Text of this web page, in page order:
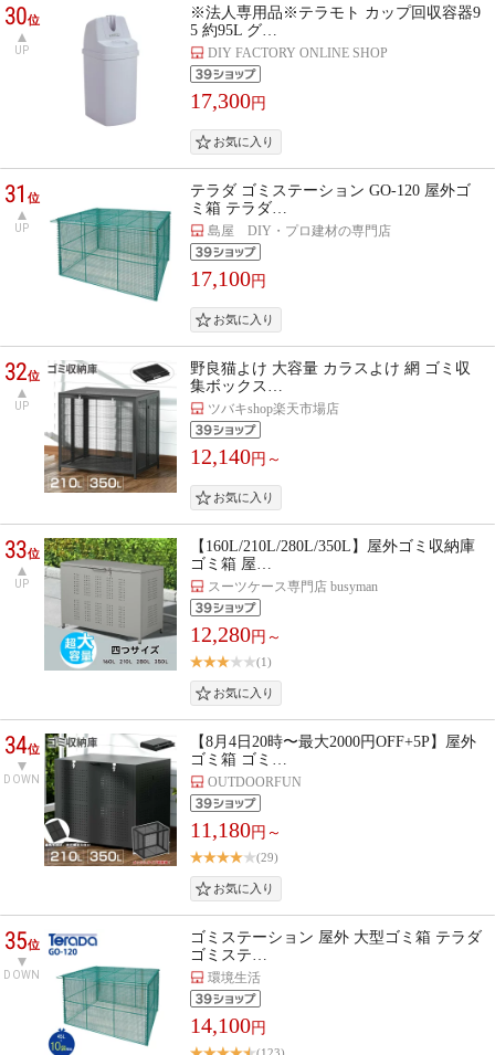
30位
UP
※法人専用品※テラモト カップ回収容器9
5 約95L グ…
DIY FACTORY ONLINE SHOP
17,300円
31位
UP
テラダ ゴミステーション GO-120 屋外ゴ
ミ箱 テラダ…
島屋 DIY・プロ建材の専門店
17,100円
32位
UP
野良猫よけ 大容量 カラスよけ 網 ゴミ収
集ボックス…
ツバキshop楽天市場店
12,140円～
33位
UP
【160L/210L/280L/350L】屋外ゴミ収納庫
ゴミ箱 屋…
スーツケース専門店 busyman
12,280円～
(1)
34位
DOWN
【8月4日20時〜最大2000円OFF+5P】屋外
ゴミ箱 ゴミ…
OUTDOORFUN
11,180円～
(29)
35位
DOWN
ゴミステーション 屋外 大型ゴミ箱 テラダ
ゴミステ…
環境生活
14,100円